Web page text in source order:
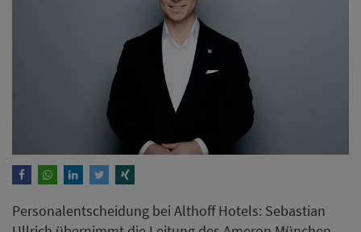
Personalentscheidung bei Althoff Hotels: Sebastian